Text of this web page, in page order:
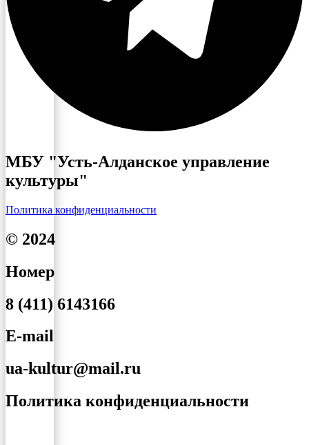
МБУ "Усть-Алданское управление
культуры"
Политика конфиденциальности
© 2024
Номер
8 (411) 6143166
E-mail
ua-kultur@mail.ru
Политика конфиденциальности